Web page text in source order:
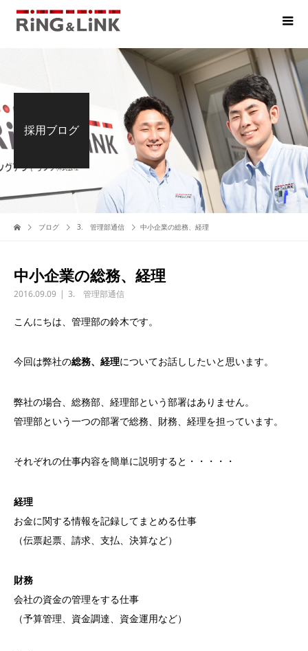
採用ブログ
ブログ 3. 管理部通信 中小企業の総務、経理
中小企業の総務、経理
2016.09.09 3. 管理部通信
こんにちは、管理部の鈴木です。
今回は弊社の総務、経理についてお話ししたいと思います。
弊社の場合、総務部、経理部という部署はありません。
管理部という一つの部署で総務、財務、経理を担っています。
それぞれの仕事内容を簡単に説明すると・・・・・
経理
お金に関する情報を記録してまとめる仕事
（伝票起票、請求、支払、決算など）
財務
会社の資金の管理をする仕事
（予算管理、資金調達、資金運用など）